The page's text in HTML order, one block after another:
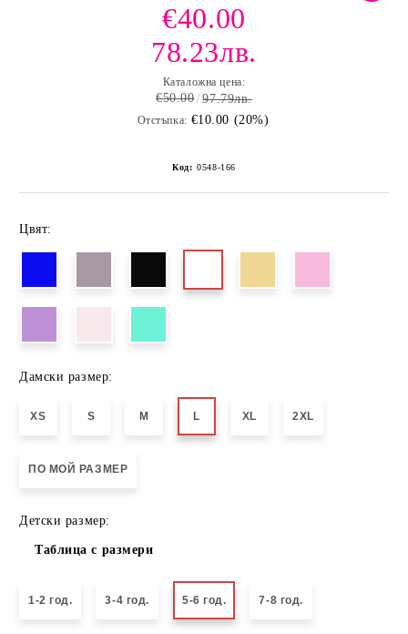
€40.00
78.23лв.
Каталожна цена:
€50.00 97.79лв.
Отстъпка: €10.00 (20%)
Код: 0548-166
Цвят:
Дамски размер:
XS S M L XL 2XL
ПО МОЙ РАЗМЕР
Детски размер:
Таблица с размери
1-2 год. 3-4 год. 5-6 год. 7-8 год.